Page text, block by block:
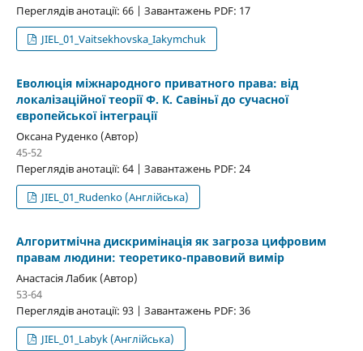
Переглядів анотації: 66 | Завантажень PDF: 17
JIEL_01_Vaitsekhovska_Iakymchuk
Еволюція міжнародного приватного права: від
локалізаційної теорії Ф. К. Савіньї до сучасної
європейської інтеграції
Оксана Руденко (Автор)
45-52
Переглядів анотації: 64 | Завантажень PDF: 24
JIEL_01_Rudenko (Англійська)
Алгоритмічна дискримінація як загроза цифровим
правам людини: теоретико-правовий вимір
Анастасія Лабик (Автор)
53-64
Переглядів анотації: 93 | Завантажень PDF: 36
JIEL_01_Labyk (Англійська)